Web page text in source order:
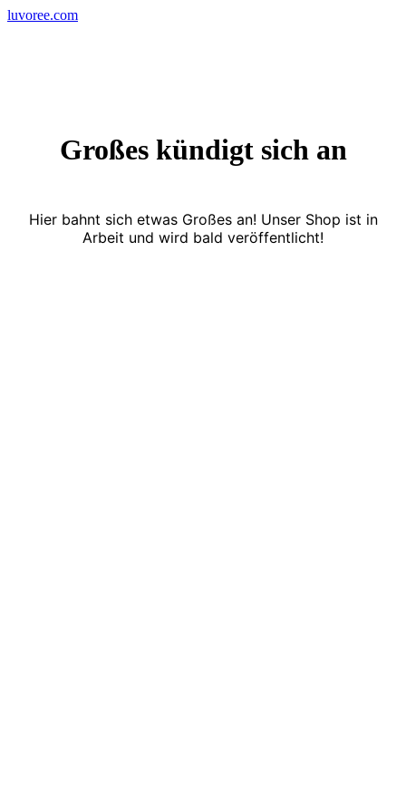
Skip
luvoree.com
Großes kündigt sich an
Hier bahnt sich etwas Großes an! Unser Shop ist in
Arbeit und wird bald veröffentlicht!